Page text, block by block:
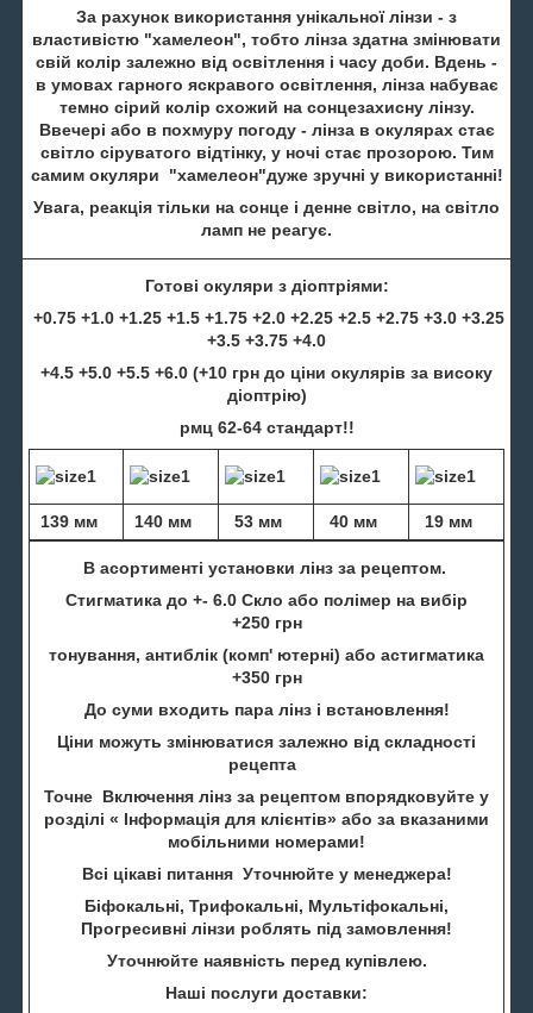
За рахунок використання унікальної лінзи - з
властивістю "хамелеон", тобто лінза здатна змінювати
свій колір залежно від освітлення і часу доби. Вдень -
в умовах гарного яскравого освітлення, лінза набуває
темно сірий колір схожий на сонцезахисну лінзу.
Ввечері або в похмуру погоду - лінза в окулярах стає
світло сіруватого відтінку, у ночі стає прозорою. Тим
самим окуляри "хамелеон"дуже зручні у використанні!
Увага, реакція тільки на сонце і денне світло, на світло
ламп не реагує.
Готові окуляри з діоптріями:
+0.75 +1.0 +1.25 +1.5 +1.75 +2.0 +2.25 +2.5 +2.75 +3.0 +3.25
+3.5 +3.75 +4.0
+4.5 +5.0 +5.5 +6.0 (+10 грн до ціни окулярів за високу
діоптрію)
рмц 62-64 стандарт!!
139 мм 140 мм 53 мм 40 мм 19 мм
В асортименті установки лінз за рецептом.
Стигматика до +- 6.0 Скло або полімер на вибір
+250 грн
тонування, антиблік (комп' ютерні) або астигматика
+350 грн
До суми входить пара лінз і встановлення!
Ціни можуть змінюватися залежно від складності
рецепта
Точне Включення лінз за рецептом впорядковуйте у
розділі « Інформація для клієнтів» або за вказаними
мобільними номерами!
Всі цікаві питання Уточнюйте у менеджера!
Біфокальні, Трифокальні, Мультіфокальні,
Прогресивні лінзи роблять під замовлення!
Уточнюйте наявність перед купівлею.
Наші послуги доставки: